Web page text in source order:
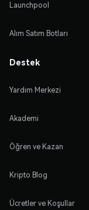
Launchpool
Alım Satım Botları
Destek
Yardım Merkezi
Akademi
Öğren ve Kazan
Kripto Blog
Ücretler ve Koşullar